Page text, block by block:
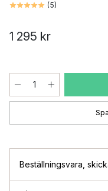
(5)
1 295 kr
Beställningsvara